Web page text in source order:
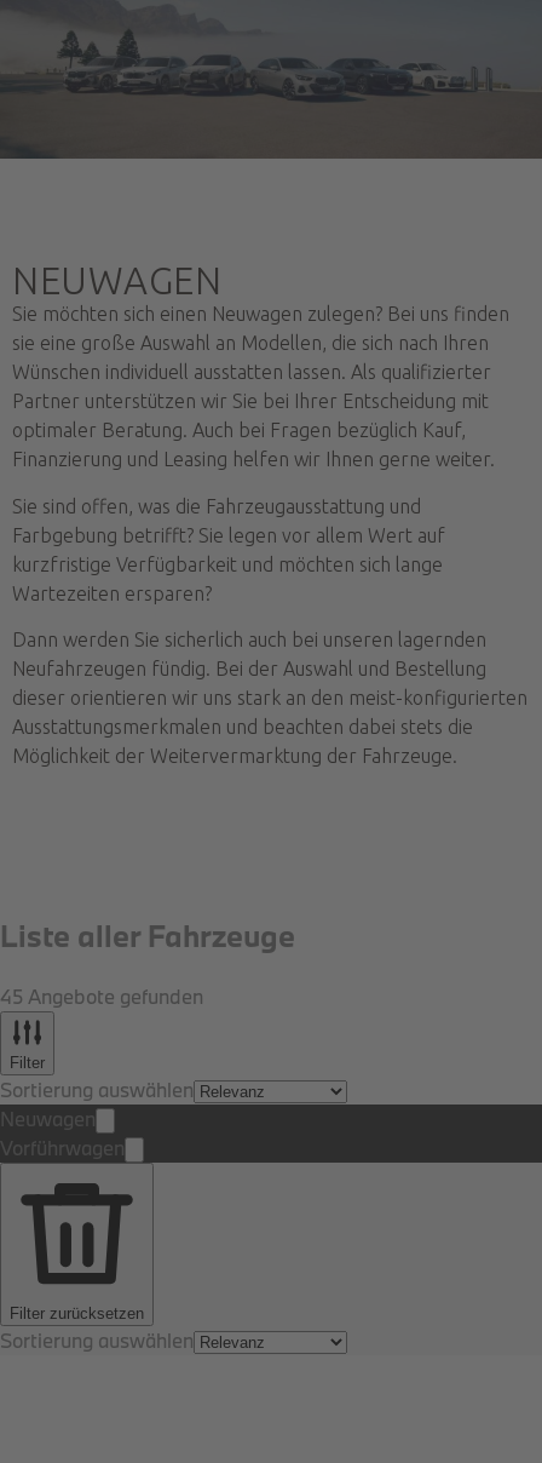
NEUWAGEN
Sie möchten sich einen Neuwagen zulegen? Bei uns finden
sie eine große Auswahl an Modellen, die sich nach Ihren
Wünschen individuell ausstatten lassen. Als qualifizierter
Partner unterstützen wir Sie bei Ihrer Entscheidung mit
optimaler Beratung. Auch bei Fragen bezüglich Kauf,
Finanzierung und Leasing helfen wir Ihnen gerne weiter.
Sie sind offen, was die Fahrzeugausstattung und
Farbgebung betrifft? Sie legen vor allem Wert auf
kurzfristige Verfügbarkeit und möchten sich lange
Wartezeiten ersparen?
Dann werden Sie sicherlich auch bei unseren lagernden
Neufahrzeugen fündig. Bei der Auswahl und Bestellung
dieser orientieren wir uns stark an den meist-konfigurierten
Ausstattungsmerkmalen und beachten dabei stets die
Möglichkeit der Weitervermarktung der Fahrzeuge.